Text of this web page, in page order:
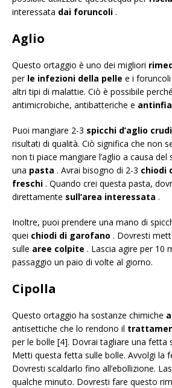
interessata dai foruncoli .
Aglio
Questo ortaggio è uno dei migliori
per le infezioni della pelle e i
altri tipi di malattie. Ciò è possibile perché
antimicrobiche, antibatteriche e
Puoi mangiare 2-3 spicchi d’aglio crudi
risultati di qualità. Ciò significa che non
non ti piace mangiare l’aglio a causa
una pasta . Avrai bisogno di 2-3 chiodi
freschi . Quando crei questa pasta,
direttamente sull’area interessata .
Inoltre, puoi prendere una mano di
quei chiodi di garofano . Dovresti
sulle aree colpite . Lascia agire per 10
passaggio un paio di volte al giorno.
Cipolla
Questo ortaggio ha sostanze chimiche
antisettiche che lo rendono il
per le bolle [4]. Dovrai tagliare una fetta
Metti questa fetta sulle bolle. Avvolgi la
Dovresti scaldarlo fino all’ebollizione.
qualche minuto. Dovresti fare questo